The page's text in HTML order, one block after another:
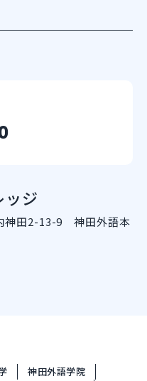
ジ
神田2-13-9 神田外語本
神田外語学院